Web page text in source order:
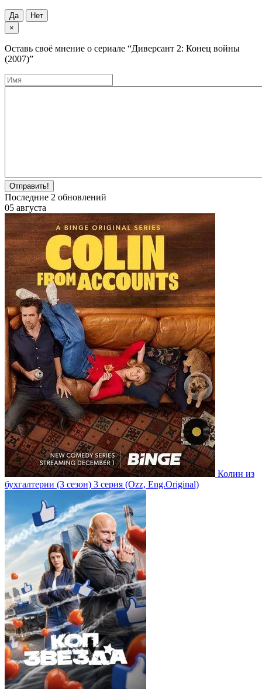
Да
Нет
×
Оставь своё мнение о cериале “Диверсант 2: Конец войны
(2007)”
Отправить!
Последние 2 обновлений
05 августа
Колин из
бухгалтерии (3 сезон) 3 серия (Ozz, Eng.Original)